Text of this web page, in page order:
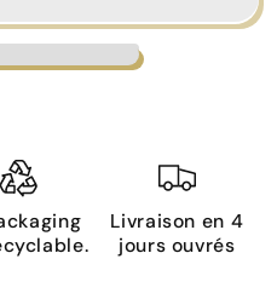
Livraison en 4
jours ouvrés